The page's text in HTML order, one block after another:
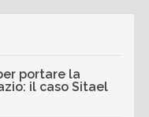
portare la
il caso Sitael